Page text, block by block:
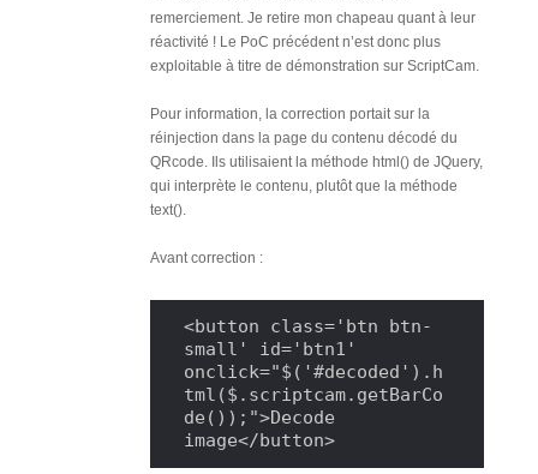
remerciement. Je retire mon chapeau quant à leur
réactivité ! Le PoC précédent n’est donc plus
exploitable à titre de démonstration sur ScriptCam.
Pour information, la correction portait sur la
réinjection dans la page du contenu décodé du
QRcode. Ils utilisaient la méthode html() de JQuery,
qui interprète le contenu, plutôt que la méthode
text().
Avant correction :
<button class='btn btn-
small' id='btn1'
onclick="$('#decoded').h
tml($.scriptcam.getBarCo
de());">Decode
image</button>